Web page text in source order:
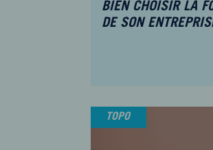
BIEN CHOISIR LA
DE SON
TOPO